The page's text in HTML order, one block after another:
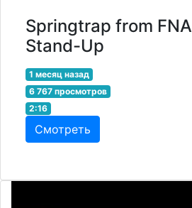
Springtrap from
Stand-Up
1 месяц назад
6 767 просмотров
2:16
Смотреть